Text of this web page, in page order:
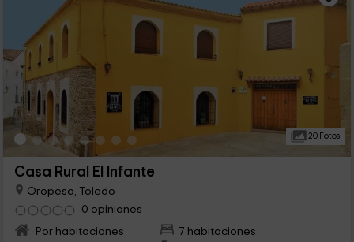
20 Fotos
Casa Rural El Infante
Oropesa, Toledo
0 opiniones
Por habitaciones
7 habitaciones